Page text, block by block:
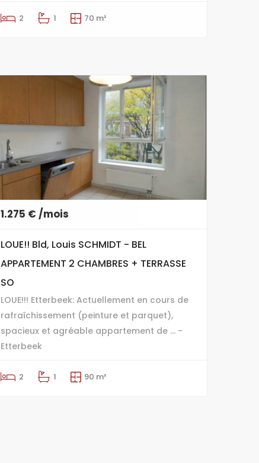
2 1 70 m²
1.275 € /mois
LOUE!! Bld, Louis SCHMIDT - BEL
APPARTEMENT 2 CHAMBRES + TERRASSE
SO
LOUE!!! Etterbeek: Actuellement en cours de
rafraîchissement (peinture et parquet),
spacieux et agréable appartement de ... -
Etterbeek
2 1 90 m²